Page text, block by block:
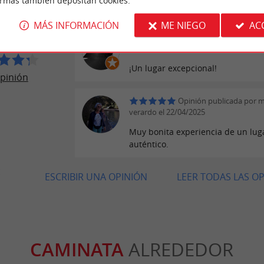
DU HAMEL
monumento era precioso.
Opinión publicada por
Mercier el 31/08/2025
¡Un lugar excepcional!
Opinión publicada por
verardo el 22/04/2025
Muy bonita experiencia de un
auténtico.
LEER TODAS LAS
ESCRIBIR UNA OPINIÓN
CAMINATAALREDEDOR
MÁS INFORMACIÓN ME NIEGO